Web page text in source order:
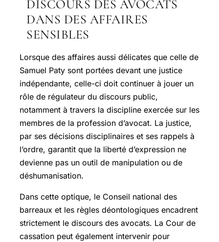
DISCOURS DES AVOCATS
DANS DES AFFAIRES
SENSIBLES
Lorsque des affaires aussi délicates que celle de
Samuel Paty sont portées devant une justice
indépendante, celle-ci doit continuer à jouer un
rôle de régulateur du discours public,
notamment à travers la discipline exercée sur les
membres de la profession d’avocat. La justice,
par ses décisions disciplinaires et ses rappels à
l’ordre, garantit que la liberté d’expression ne
devienne pas un outil de manipulation ou de
déshumanisation.
Dans cette optique, le Conseil national des
barreaux et les règles déontologiques encadrent
strictement le discours des avocats. La Cour de
cassation peut également intervenir pour